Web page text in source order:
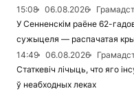
15:08
06.08.2026
У Сенненскім раёне 62-
сужыцеля — распачатая
14:49
06.08.2026
Статкевіч лічыць, что яго
ў неабходных леках